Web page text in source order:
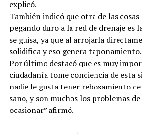
explicó.
También indicó que otra de las cosas
pegando duro a la red de drenaje es
se guisa, ya que al arrojarla
solidifica y eso genera taponamiento.
Por último destacó que es muy
ciudadanía tome conciencia de esta
nadie le gusta tener rebosamiento
sano, y son muchos los problemas
ocasionar” afirmó.